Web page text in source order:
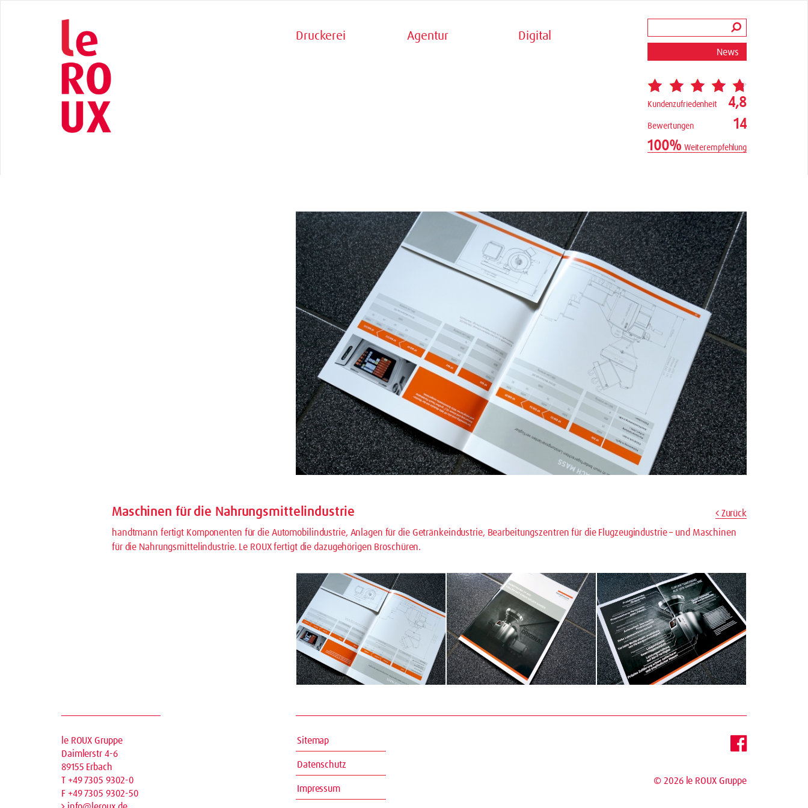
Druckerei Agentur Digital
News
Kundenzufriedenheit 4,8
Bewertungen
14
100% Weiterempfehlung
Zurück
Maschinen für die Nahrungsmittelindustrie
handtmann fertigt Komponenten für die Automobilindustrie, Anlagen für die Getränkeindustrie, Bearbeitungszentren für die Flugzeugindustrie – und Maschinen
für die Nahrungsmittelindustrie. Le ROUX fertigt die dazugehörigen Broschüren.
le ROUX Gruppe
Daimlerstr 4-6
89155 Erbach
T +49 7305 9302-0
F +49 7305 9302-50
Sitemap
Datenschutz
Impressum
© 2026 le ROUX Gruppe